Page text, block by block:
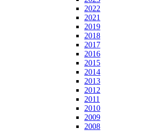
2022
2021
2019
2018
2017
2016
2015
2014
2013
2012
2011
2010
2009
2008